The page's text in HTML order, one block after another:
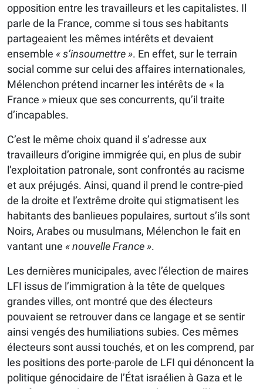
opposition entre les travailleurs et les capitalistes. Il
parle de la France, comme si tous ses habitants
partageaient les mêmes intérêts et devaient
ensemble « s’insoumettre ». En effet, sur le terrain
social comme sur celui des affaires internationales,
Mélenchon prétend incarner les intérêts de « la
France » mieux que ses concurrents, qu’il traite
d’incapables.
C’est le même choix quand il s’adresse aux
travailleurs d’origine immigrée qui, en plus de subir
l’exploitation patronale, sont confrontés au racisme
et aux préjugés. Ainsi, quand il prend le contre-pied
de la droite et l’extrême droite qui stigmatisent les
habitants des banlieues populaires, surtout s’ils sont
Noirs, Arabes ou musulmans, Mélenchon le fait en
vantant une « nouvelle France ».
Les dernières municipales, avec l’élection de maires
LFI issus de l’immigration à la tête de quelques
grandes villes, ont montré que des électeurs
pouvaient se retrouver dans ce langage et se sentir
ainsi vengés des humiliations subies. Ces mêmes
électeurs sont aussi touchés, et on les comprend, par
les positions des porte-parole de LFI qui dénoncent la
politique génocidaire de l’État israélien à Gaza et le